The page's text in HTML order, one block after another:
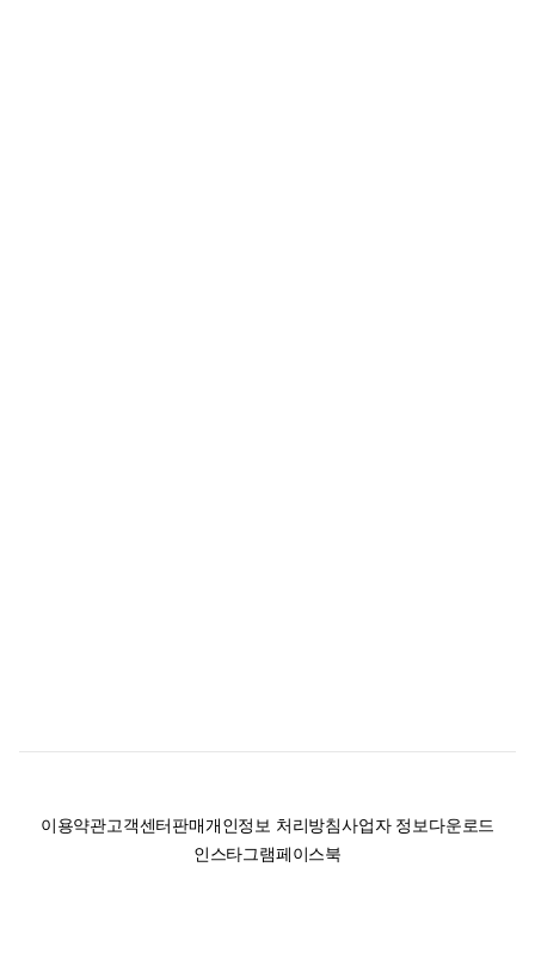
이용약관고객센터판매개인정보 처리방침사업자 정보다운로드
인스타그램페이스북